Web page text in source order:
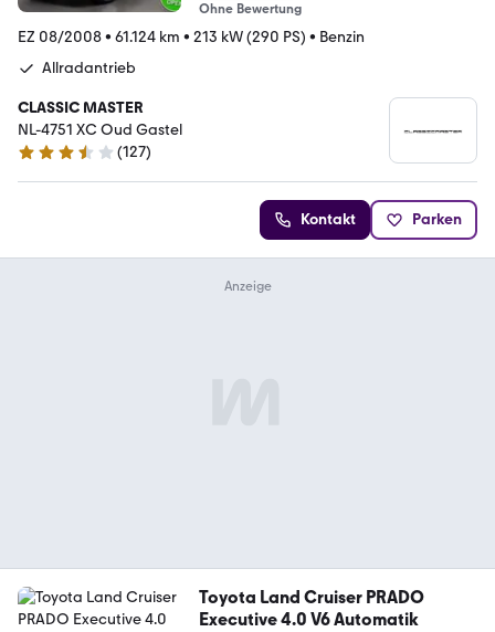
Ohne Bewertung
EZ 08/2008• 61.124 km • 213 kW (290 PS) • Benzin
Allradantrieb
CLASSIC MASTER
NL-4751 XC Oud Gastel
3.5 Sterne
(127)
Kontakt Parken
Toyota Land Cruiser PRADO
Executive 4.0 V6 Automatik